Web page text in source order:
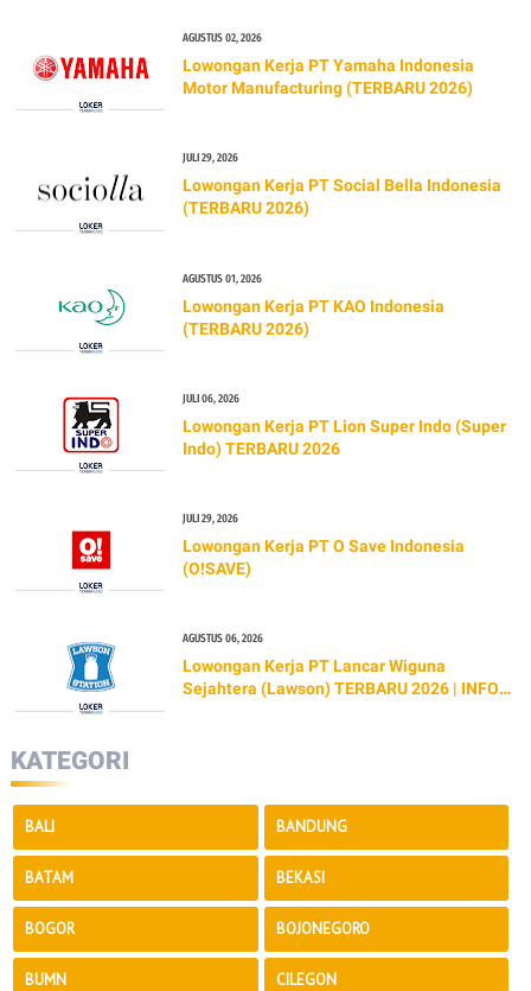
AGUSTUS 02, 2026
Lowongan Kerja PT Yamaha Indonesia
Motor Manufacturing (TERBARU 2026)
JULI 29, 2026
Lowongan Kerja PT Social Bella Indonesia
(TERBARU 2026)
AGUSTUS 01, 2026
Lowongan Kerja PT KAO Indonesia
(TERBARU 2026)
JULI 06, 2026
Lowongan Kerja PT Lion Super Indo (Super
Indo) TERBARU 2026
JULI 29, 2026
Lowongan Kerja PT O Save Indonesia
(O!SAVE)
AGUSTUS 06, 2026
Lowongan Kerja PT Lancar Wiguna
Sejahtera (Lawson) TERBARU 2026 | INFO
KATEGORI
BALI BANDUNG
BATAM BEKASI
BOGOR BOJONEGORO
BUMN CILEGON